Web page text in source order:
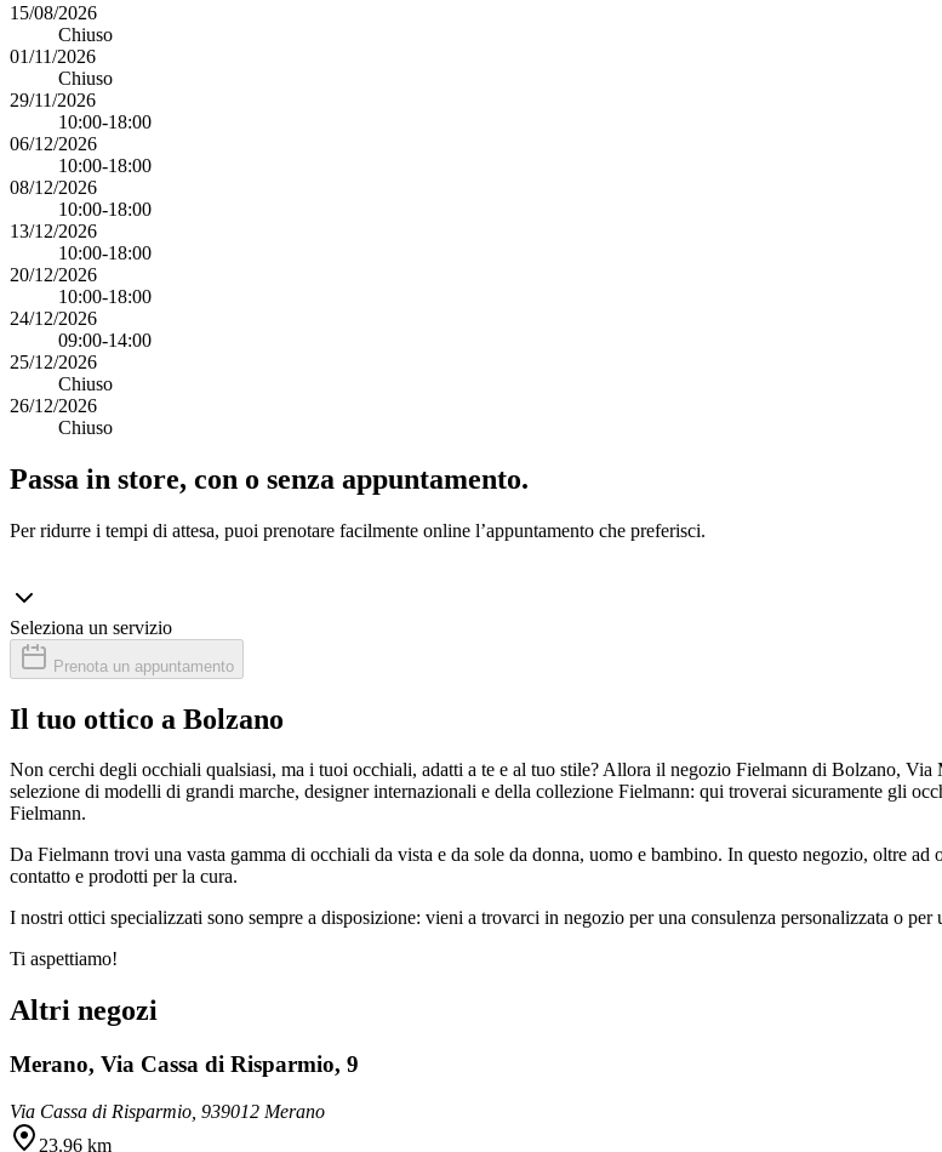
15/08/2026
Chiuso
01/11/2026
Chiuso
29/11/2026
10:00-18:00
06/12/2026
10:00-18:00
08/12/2026
10:00-18:00
13/12/2026
10:00-18:00
20/12/2026
10:00-18:00
24/12/2026
09:00-14:00
25/12/2026
Chiuso
26/12/2026
Chiuso
Passa in store, con o senza appuntamento.
Per ridurre i tempi di attesa, puoi prenotare facilmente online l’appuntamento che preferisci.
Seleziona un servizio
Prenota un appuntamento
Il tuo ottico a Bolzano
Non cerchi degli occhiali qualsiasi, ma i tuoi occhiali, adatti a te e al tuo stile? Allora il negozio Fielmann di Bolzano,
selezione di modelli di grandi marche, designer internazionali e della collezione Fielmann: qui troverai sicuramente gli
Fielmann.
Da Fielmann trovi una vasta gamma di occhiali da vista e da sole da donna, uomo e bambino. In questo negozio, oltre
contatto e prodotti per la cura.
I nostri ottici specializzati sono sempre a disposizione: vieni a trovarci in negozio per una consulenza personalizzata o per
Ti aspettiamo!
Altri negozi
Merano, Via Cassa di Risparmio, 9
Via Cassa di Risparmio, 939012 Merano
23.96 km